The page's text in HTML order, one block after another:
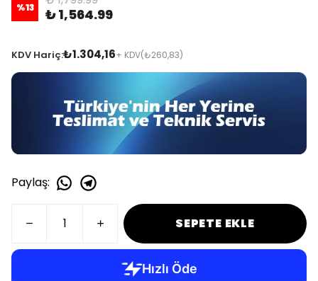
%13 ₺ 1,564.99
KDV Hariç:₺1.304,16+ KDV(₺260,83)
Paylaş:
SEPETE EKLE